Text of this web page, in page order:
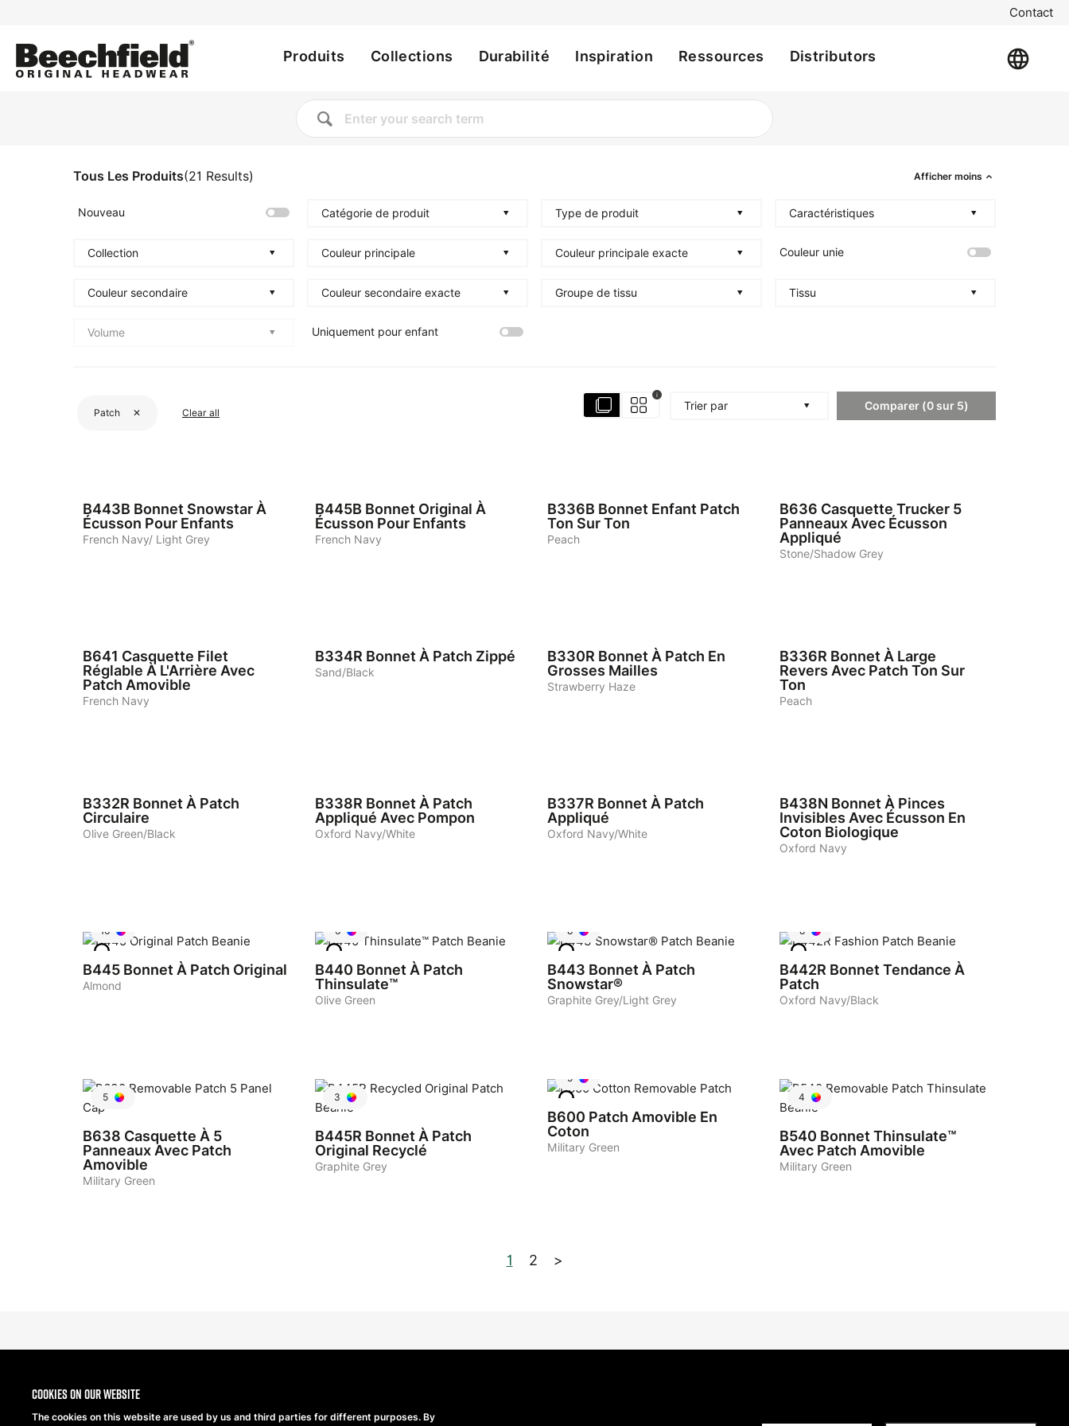
Cookies on our website
The cookies on this website are used by us and third parties for different purposes. By
contenu
principal
menu
Contact
Main
Produits Collections Durabilité Inspiration Ressources Distributors
Tous Les Produits(21 Results) Afficher moins
Nouveau Catégorie de produit Type de produit Caractéristiques
Collection Couleur principale Couleur principale exacte Couleur unie
Couleur secondaire Couleur secondaire exacte Groupe de tissu Tissu
Volume Uniquement pour enfant
Patch ✕ Clear all
i
Trier par Comparer(0 sur 5)
B443B Bonnet Snowstar À
Écusson Pour Enfants
French Navy/ Light Grey
B445B Bonnet Original À
Écusson Pour Enfants
French Navy
B336B Bonnet Enfant Patch
Ton Sur Ton
Peach
B636 Casquette Trucker 5
Panneaux Avec Écusson
Appliqué
Stone/Shadow Grey
B641 Casquette Filet
Réglable À L'Arrière Avec
Patch Amovible
French Navy
B334R Bonnet À Patch Zippé
Sand/Black
B330R Bonnet À Patch En
Grosses Mailles
Strawberry Haze
B336R Bonnet À Large
Revers Avec Patch Ton Sur
Ton
Peach
B332R Bonnet À Patch
Circulaire
Olive Green/Black
B338R Bonnet À Patch
Appliqué Avec Pompon
Oxford Navy/White
B337R Bonnet À Patch
Appliqué
Oxford Navy/White
B438N Bonnet À Pinces
Invisibles Avec Écusson En
Coton Biologique
Oxford Navy
16
B445 Bonnet À Patch Original
Almond
6
B440 Bonnet À Patch
Thinsulate™
Olive Green
8
B443 Bonnet À Patch
Snowstar®
Graphite Grey/Light Grey
8
B442R Bonnet Tendance À
Patch
Oxford Navy/Black
5
B638 Casquette À 5
Panneaux Avec Patch
Amovible
Military Green
3
B445R Bonnet À Patch
Original Recyclé
Graphite Grey
5
B600 Patch Amovible En
Coton
Military Green
4
B540 Bonnet Thinsulate™
Avec Patch Amovible
Military Green
1 2 >